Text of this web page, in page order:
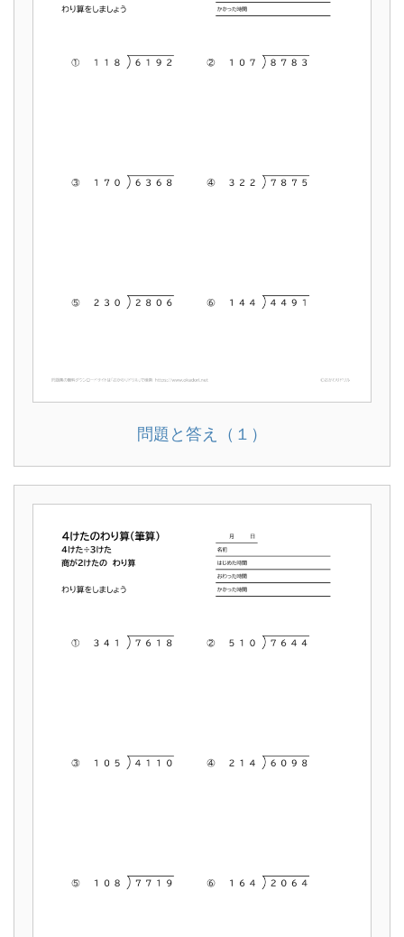
問題と答え（１）